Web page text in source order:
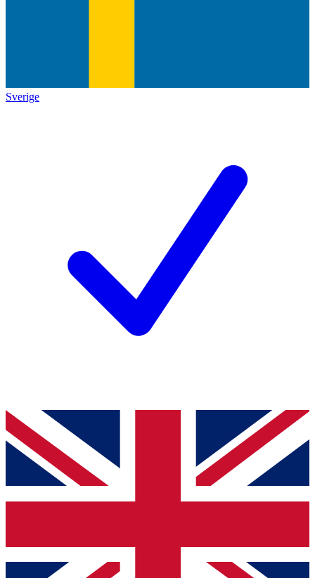
Sverige